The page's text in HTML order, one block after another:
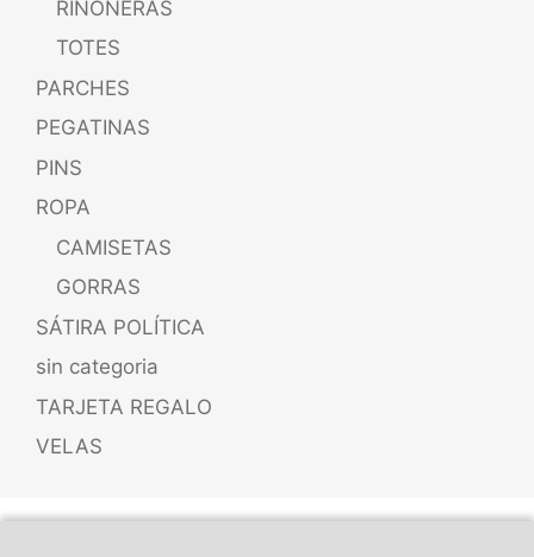
RIÑONERAS
TOTES
PARCHES
PEGATINAS
PINS
ROPA
CAMISETAS
GORRAS
SÁTIRA POLÍTICA
sin categoria
TARJETA REGALO
VELAS